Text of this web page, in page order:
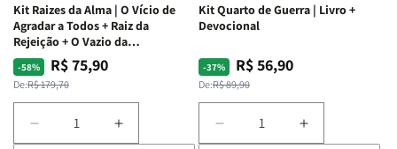
Kit Raizes da Alma | O Vício de
Agradar a Todos + Raiz da
Rejeição + O Vazio da
Insatisfação.
-58%
Preço
normal
De:R$ 179,70
Preço
promocional
R$ 75,90
Diminuir
Aumentar
Kit Quarto de Guerra | Livro +
Devocional
-37%
Preço
normal
De:R$ 89,90
Preço
promocional
R$ 56,90
Diminuir
Aumentar